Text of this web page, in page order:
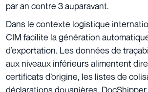
par an contre 3 auparavant.
Dans le contexte logistique
CIM facilite la génération
d’exportation. Les données de
aux niveaux inférieurs alimentent
certificats d’origine, les listes de
déclarations douanières.